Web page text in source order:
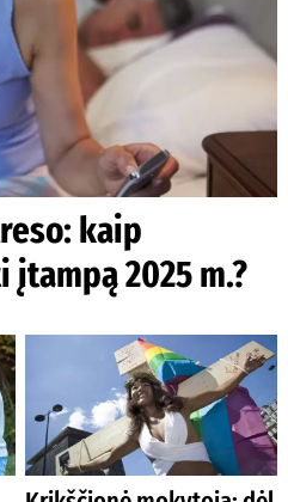
kaip
2025 m.?